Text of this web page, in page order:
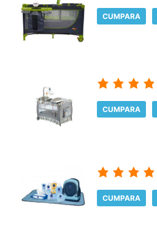
CUMPARA
CUMPARA
CUMPARA